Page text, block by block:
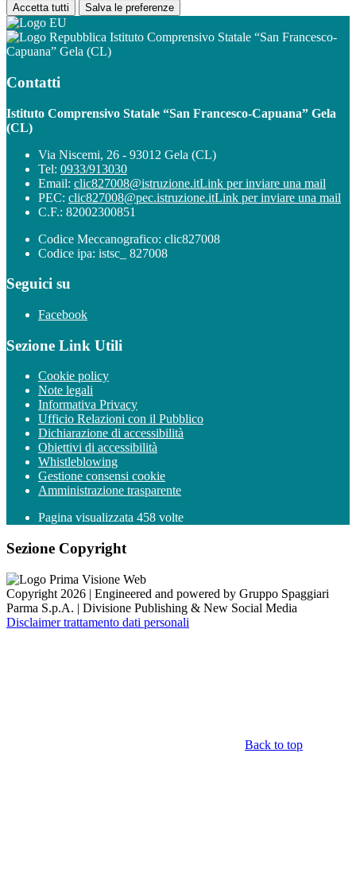
Accetta tutti Salva le preferenze
Istituto Comprensivo Statale “San Francesco-
Capuana” Gela (CL)
Contatti
Istituto Comprensivo Statale “San Francesco-Capuana” Gela
(CL)
Via Niscemi, 26 - 93012 Gela (CL)
Tel: 0933/913030
Email: clic827008@istruzione.itLink per inviare una mail
PEC: clic827008@pec.istruzione.itLink per inviare una mail
C.F.: 82002300851
Codice Meccanografico: clic827008
Codice ipa: istsc_ 827008
Seguici su
Facebook
Sezione Link Utili
Cookie policy
Note legali
Informativa Privacy
Ufficio Relazioni con il Pubblico
Dichiarazione di accessibilità
Obiettivi di accessibilità
Whistleblowing
Gestione consensi cookie
Amministrazione trasparente
Pagina visualizzata 458 volte
Sezione Copyright
Copyright 2026 | Engineered and powered by Gruppo Spaggiari
Parma S.p.A. | Divisione Publishing & New Social Media
Disclaimer trattamento dati personali
Back to top